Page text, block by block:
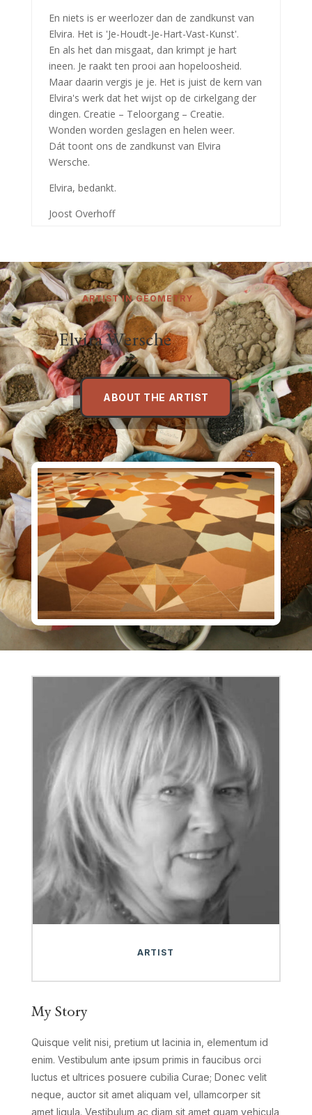
En niets is er weerlozer dan de zandkunst van
Elvira. Het is 'Je-Houdt-Je-Hart-Vast-Kunst'.
En als het dan misgaat, dan krimpt je hart
ineen. Je raakt ten prooi aan hopeloosheid.
Maar daarin vergis je je. Het is juist de kern van
Elvira's werk dat het wijst op de cirkelgang der
dingen. Creatie – Teloorgang – Creatie.
Wonden worden geslagen en helen weer.
Dát toont ons de zandkunst van Elvira
Wersche.
Elvira, bedankt.
Joost Overhoff
ARTIST IN GEOMETRY
Elvira Wersche
ABOUT THE ARTIST
ARTIST
My Story
Quisque velit nisi, pretium ut lacinia in, elementum id
enim. Vestibulum ante ipsum primis in faucibus orci
luctus et ultrices posuere cubilia Curae; Donec velit
neque, auctor sit amet aliquam vel, ullamcorper sit
amet ligula. Vestibulum ac diam sit amet quam vehicula